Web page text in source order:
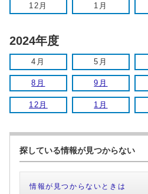
12月 1月
2024年度
4月 5月
8月 9月
12月 1月
探している情報が見つからない
情報が見つからないときは